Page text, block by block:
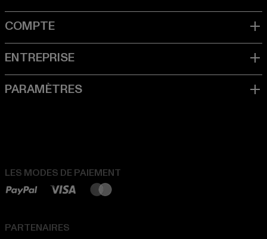
LES MODES DE PAIEMENT
PARTENAIRES